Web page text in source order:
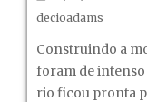
decioadams
Construindo a
foram de intenso
rio ficou pronta